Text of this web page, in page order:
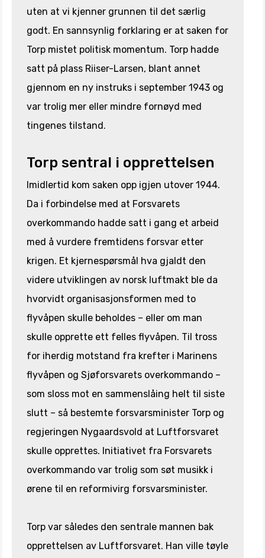
uten at vi kjenner grunnen til det særlig
godt. En sannsynlig forklaring er at saken for
Torp mistet politisk momentum. Torp hadde
satt på plass Riiser-Larsen, blant annet
gjennom en ny instruks i september 1943 og
var trolig mer eller mindre fornøyd med
tingenes tilstand.
Torp sentral i opprettelsen
Imidlertid kom saken opp igjen utover 1944.
Da i forbindelse med at Forsvarets
overkommando hadde satt i gang et arbeid
med å vurdere fremtidens forsvar etter
krigen. Et kjernespørsmål hva gjaldt den
videre utviklingen av norsk luftmakt ble da
hvorvidt organisasjonsformen med to
flyvåpen skulle beholdes – eller om man
skulle opprette ett felles flyvåpen. Til tross
for iherdig motstand fra krefter i Marinens
flyvåpen og Sjøforsvarets overkommando –
som sloss mot en sammenslåing helt til siste
slutt – så bestemte forsvarsminister Torp og
regjeringen Nygaardsvold at Luftforsvaret
skulle opprettes. Initiativet fra Forsvarets
overkommando var trolig som søt musikk i
ørene til en reformivirg forsvarsminister.
Torp var således den sentrale mannen bak
opprettelsen av Luftforsvaret. Han ville tøyle